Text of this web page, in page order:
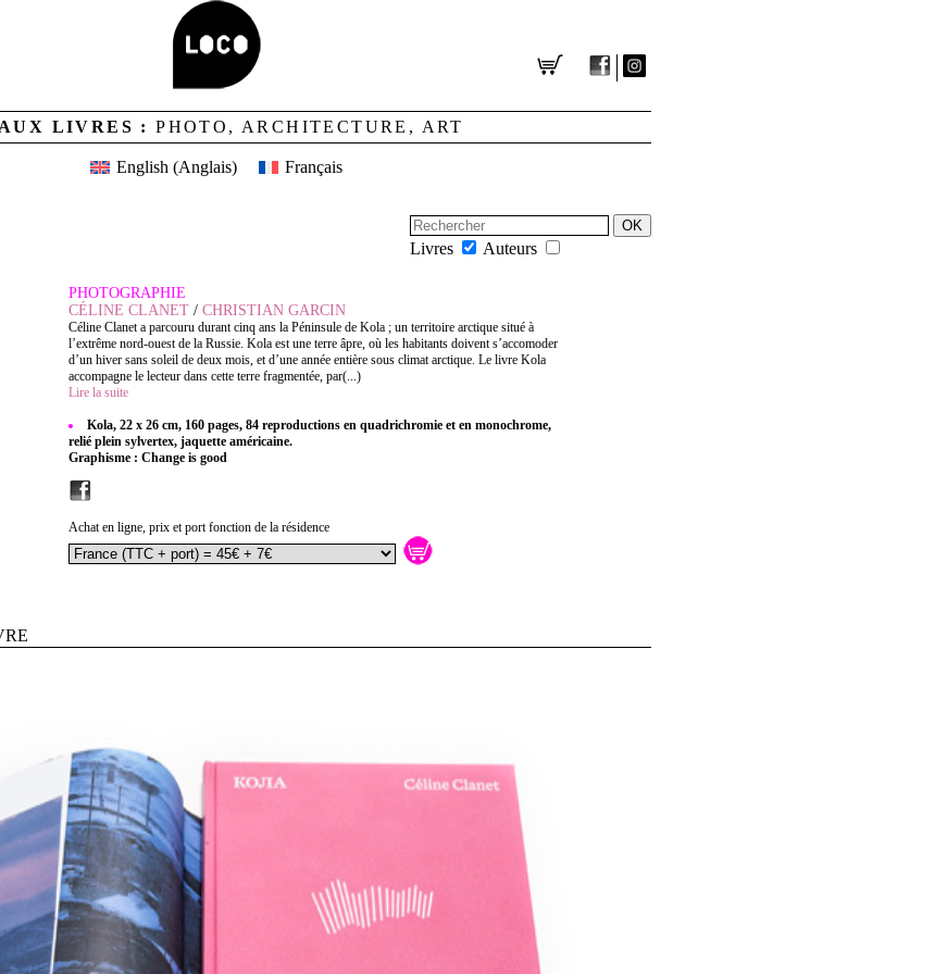
LIVRES :PHOTO, ARCHITECTURE, ART
English (Anglais) Français
Livres Auteurs
PHOTOGRAPHIE
CÉLINE CLANET / CHRISTIAN GARCIN
Céline Clanet a parcouru durant cinq ans la Péninsule de Kola ; un territoire arctique situé à
l’extrême nord-ouest de la Russie. Kola est une terre âpre, où les habitants doivent s’accomoder
d’un hiver sans soleil de deux mois, et d’une année entière sous climat arctique. Le livre Kola
accompagne le lecteur dans cette terre fragmentée, par(...)
Lire la suite
Kola, 22 x 26 cm, 160 pages, 84 reproductions en quadrichromie et en monochrome,
relié plein sylvertex, jaquette américaine.
Graphisme : Change is good
Achat en ligne, prix et port fonction de la résidence